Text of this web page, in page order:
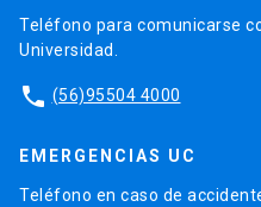
Teléfono para comunicarse
Universidad.
phone (56)95504 4000
EMERGENCIAS UC
Teléfono en caso de